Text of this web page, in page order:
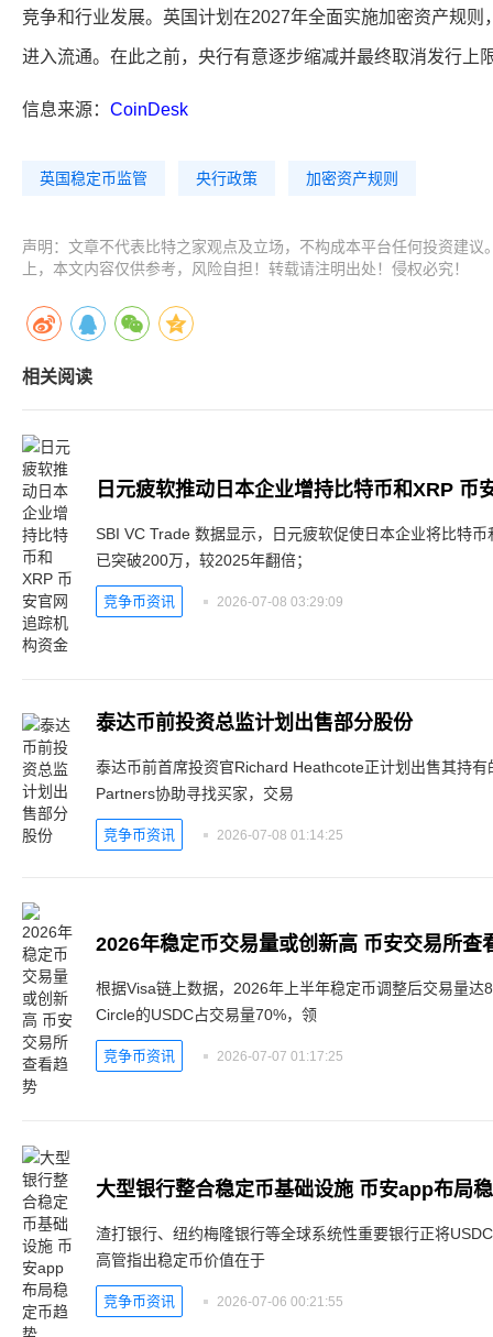
竞争和行业发展。英国计划在2027年全面实施加密资产规则
进入流通。在此之前，央行有意逐步缩减并最终取消发行上
信息来源： CoinDesk
英国稳定币监管 央行政策 加密资产规则
声明：文章不代表比特之家观点及立场，不构成本平台任何投资建议
上，本文内容仅供参考，风险自担！转载请注明出处！侵权必究！
相关阅读
日元疲软推动日本企业增持比特币和XRP 币
SBI VC Trade 数据显示，日元疲软促使日本企业将比特
已突破200万，较2025年翻倍；
竞争币资讯 2026-07-08 03:29:09
泰达币前投资总监计划出售部分股份
泰达币前首席投资官Richard Heathcote正计划出售其持
Partners协助寻找买家，交易
竞争币资讯 2026-07-08 01:14:25
2026年稳定币交易量或创新高 币安交易所查
根据Visa链上数据，2026年上半年稳定币调整后交易量达
Circle的USDC占交易量70%，领
竞争币资讯 2026-07-07 01:17:25
大型银行整合稳定币基础设施 币安app布局
渣打银行、纽约梅隆银行等全球系统性重要银行正将
高管指出稳定币价值在于
竞争币资讯 2026-07-06 00:21:55